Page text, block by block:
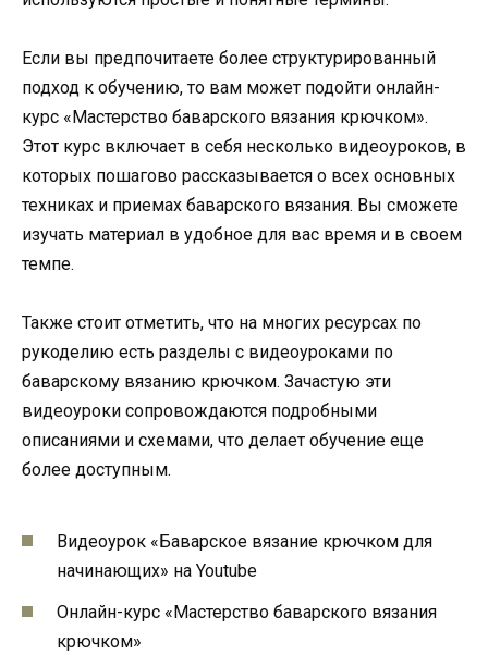
Если вы предпочитаете более структурированный
подход к обучению, то вам может подойти онлайн-
курс «Мастерство баварского вязания крючком».
Этот курс включает в себя несколько видеоуроков, в
которых пошагово рассказывается о всех основных
техниках и приемах баварского вязания. Вы сможете
изучать материал в удобное для вас время и в своем
темпе.
Также стоит отметить, что на многих ресурсах по
рукоделию есть разделы с видеоуроками по
баварскому вязанию крючком. Зачастую эти
видеоуроки сопровождаются подробными
описаниями и схемами, что делает обучение еще
более доступным.
Видеоурок «Баварское вязание крючком для
начинающих» на Youtube
Онлайн-курс «Мастерство баварского вязания
крючком»